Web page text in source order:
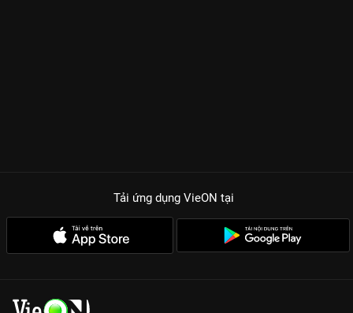
Tải ứng dụng VieON tại